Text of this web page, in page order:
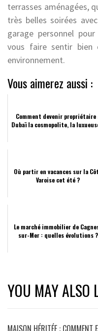
terrasses aménagées,
très belles soirées
garage personnel
vous faire sentir bien
environnement.
Vous aimerez aussi :
Comment devenir propriétaire
Dubaï la cosmopolite, la
Où partir en vacances sur la
Varoise cet été ?
Le marché immobilier de
sur-Mer : quelles évolutions ?
YOU MAY ALSO
MAISON HÉRITÉE : COMMENT